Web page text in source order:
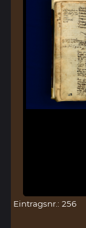
Eintragsnr.: 256